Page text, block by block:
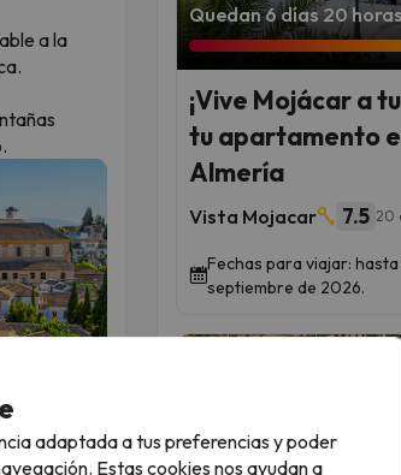
a la
Quedan 6 días 20
¡Vive Mojácar a
tu apartamento
Almería
Vista Mojacar 7.5 20
Fechas para viajar: hasta
septiembre de 2026.
adaptada a tus preferencias y poder
Estas cookies nos ayudan a